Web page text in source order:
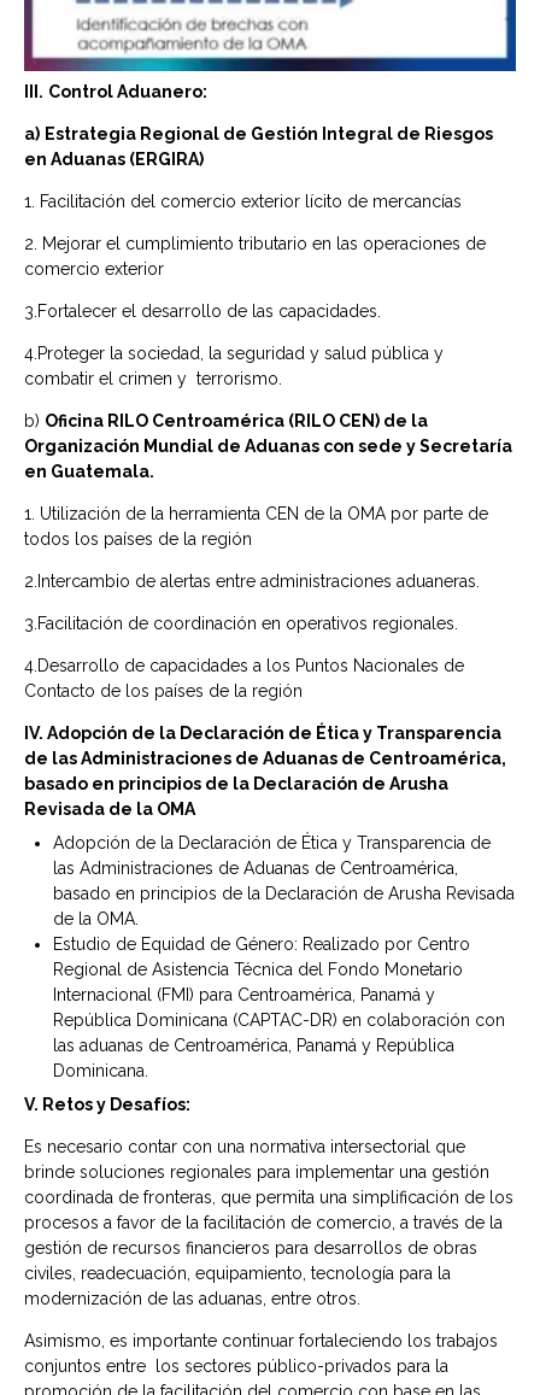
III. Control Aduanero:
a) Estrategia Regional de Gestión Integral de Riesgos
en Aduanas (ERGIRA)
1. Facilitación del comercio exterior lícito de mercancías
2. Mejorar el cumplimiento tributario en las operaciones de
comercio exterior
3.Fortalecer el desarrollo de las capacidades.
4.Proteger la sociedad, la seguridad y salud pública y
combatir el crimen y terrorismo.
b) Oficina RILO Centroamérica (RILO CEN) de la
Organización Mundial de Aduanas con sede y Secretaría
en Guatemala.
1. Utilización de la herramienta CEN de la OMA por parte de
todos los países de la región
2.Intercambio de alertas entre administraciones aduaneras.
3.Facilitación de coordinación en operativos regionales.
4.Desarrollo de capacidades a los Puntos Nacionales de
Contacto de los países de la región
IV. Adopción de la Declaración de Ética y Transparencia
de las Administraciones de Aduanas de Centroamérica,
basado en principios de la Declaración de Arusha
Revisada de la OMA
Adopción de la Declaración de Ética y Transparencia de
las Administraciones de Aduanas de Centroamérica,
basado en principios de la Declaración de Arusha Revisada
de la OMA.
Estudio de Equidad de Género: Realizado por Centro
Regional de Asistencia Técnica del Fondo Monetario
Internacional (FMI) para Centroamérica, Panamá y
República Dominicana (CAPTAC-DR) en colaboración con
las aduanas de Centroamérica, Panamá y República
Dominicana.
V. Retos y Desafíos:
Es necesario contar con una normativa intersectorial que
brinde soluciones regionales para implementar una gestión
coordinada de fronteras, que permita una simplificación de los
procesos a favor de la facilitación de comercio, a través de la
gestión de recursos financieros para desarrollos de obras
civiles, readecuación, equipamiento, tecnología para la
modernización de las aduanas, entre otros.
Asimismo, es importante continuar fortaleciendo los trabajos
conjuntos entre los sectores público-privados para la
promoción de la facilitación del comercio con base en las